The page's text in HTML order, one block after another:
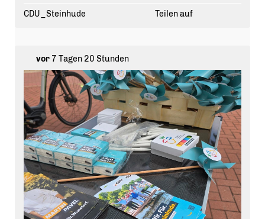
CDU_Steinhude Teilen auf
vor7 Tagen 20 Stunden